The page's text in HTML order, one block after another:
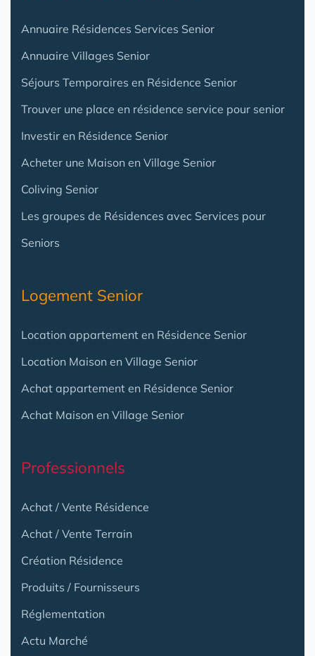
Annuaire Résidences Services Senior
Annuaire Villages Senior
Séjours Temporaires en Résidence Senior
Trouver une place en résidence service pour senior
Investir en Résidence Senior
Acheter une Maison en Village Senior
Coliving Senior
Les groupes de Résidences avec Services pour
Seniors
Logement Senior
Location appartement en Résidence Senior
Location Maison en Village Senior
Achat appartement en Résidence Senior
Achat Maison en Village Senior
Professionnels
Achat / Vente Résidence
Achat / Vente Terrain
Création Résidence
Produits / Fournisseurs
Réglementation
Actu Marché